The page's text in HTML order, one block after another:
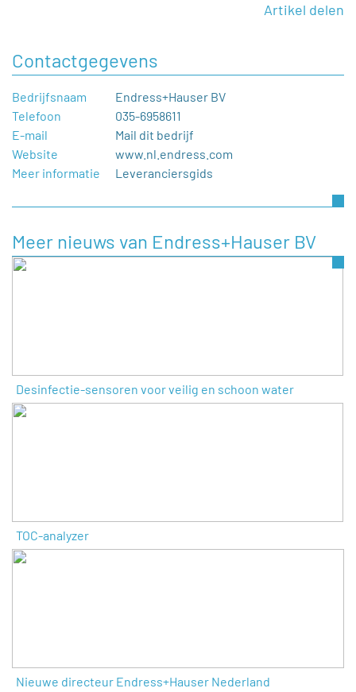
Artikel delen
Contactgegevens
Bedrijfsnaam
Endress+Hauser BV
Telefoon
035-6958611
E-mail
Mail dit bedrijf
Website
www.nl.endress.com
Meer informatie
Leveranciersgids
Meer nieuws van Endress+Hauser BV
Desinfectie-sensoren voor veilig en schoon water
TOC-analyzer
Nieuwe directeur Endress+Hauser Nederland